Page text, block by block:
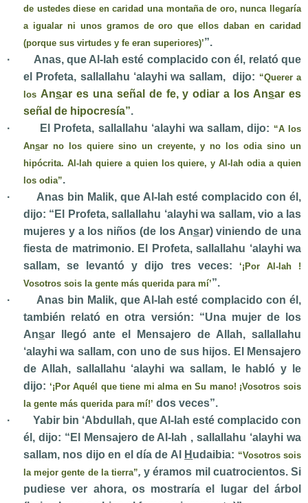
de ustedes diese en caridad una montaña de oro, nunca llegaría
a igualar ni unos gramos de oro que ellos daban en caridad
(porque sus virtudes y fe eran superiores)’”.
· Anas, que Al-lah esté complacido con él, relató que
el Profeta, sallallahu ‘alayhi wa sallam, dijo: “Querer a
los Ansar es una señal de fe, y odiar a los Ansar es
señal de hipocresía”.
·
El Profeta, sallallahu ‘alayhi wa sallam,dijo: “A los
Ansar no los quiere sino un creyente, y no los odia sino un
hipócrita. Al-lah quiere a quien los quiere, y Al-lah odia a quien
los odia”.
· Anas bin Malik, que Al-lah esté complacido con él,
dijo: “El Profeta,sallallahu ‘alayhi wa sallam,vio a las
mujeres y a los niños (de los Ansar) viniendo de una
fiesta de matrimonio. El Profeta,sallallahu ‘alayhi wa
sallam, se levantó y dijo tres veces: ‘¡Por Al-lah !
Vosotros sois la gente más querida para mí’”.
· Anas bin Malik, que Al-lah esté complacido con él,
también relató en otra versión: “Una mujer de los
Ansar llegó ante el Mensajero de Allah, sallallahu
‘alayhi wa sallam,con uno de sus hijos. El Mensajero
de Allah, sallallahu ‘alayhi wa sallam,
le habló y le
dijo: ‘¡Por Aquél que tiene mi alma en Su mano! ¡Vosotros sois
la gente más querida para mí!’ dos veces”.
· Yabir bin ‘Abdullah, que Al-lah esté complacido con
él, dijo: “El Mensajero de Al-lah ,sallallahu ‘alayhi wa
sallam, nos dijo en el día de Al H udaibia: “Vosotros sois
la mejor gente de la tierra”, y éramos mil cuatrocientos. Si
pudiese ver ahora, os mostraría el lugar del árbol